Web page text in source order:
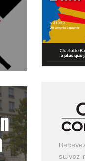
suivez-